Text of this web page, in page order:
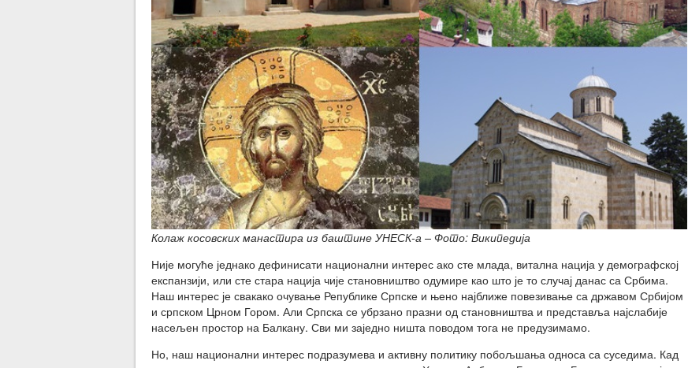
Колаж косовских манастира из баштине УНЕСК-а – Фото: Википедија
Није могуће једнако дефинисати национални интерес ако сте млада, витална нација у демографској
експанзији, или сте стара нација чије становништво одумире као што је то случај данас са Србима.
Наш интерес је свакако очување Републике Српске и њено најближе повезивање са државом Србијом
и српском Црном Гором. Али Српска се убрзано празни од становништва и представља најслабије
насељен простор на Балкану. Сви ми заједно ништа поводом тога не предузимамо.
Но, наш национални интерес подразумева и активну политику побољшања односа са суседима. Кад